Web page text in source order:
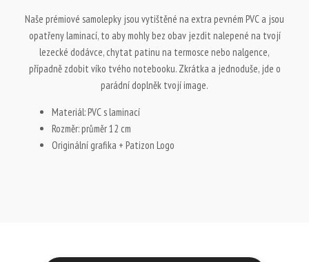
Naše prémiové samolepky jsou vytištěné na extra pevném PVC a jsou
opatřeny laminací, to aby mohly bez obav jezdit nalepené na tvojí
lezecké dodávce, chytat patinu na termosce nebo nalgence,
případně zdobit víko tvého notebooku. Zkrátka a jednoduše, jde o
parádní doplněk tvojí image.
Materiál: PVC s laminací
Rozměr: průměr 12 cm
Originální grafika + Patizon Logo